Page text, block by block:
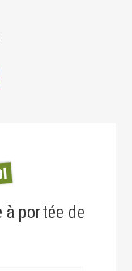
à portée de